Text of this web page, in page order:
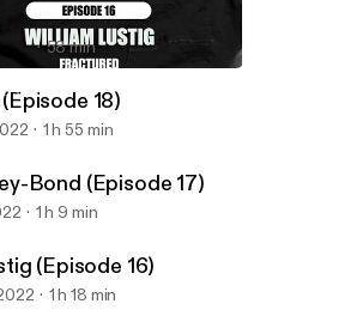
(Episode 19)
58 min
18)
1 h 55 min
Bond (Episode 17)
1 h 9 min
(Episode 16)
1 h 18 min